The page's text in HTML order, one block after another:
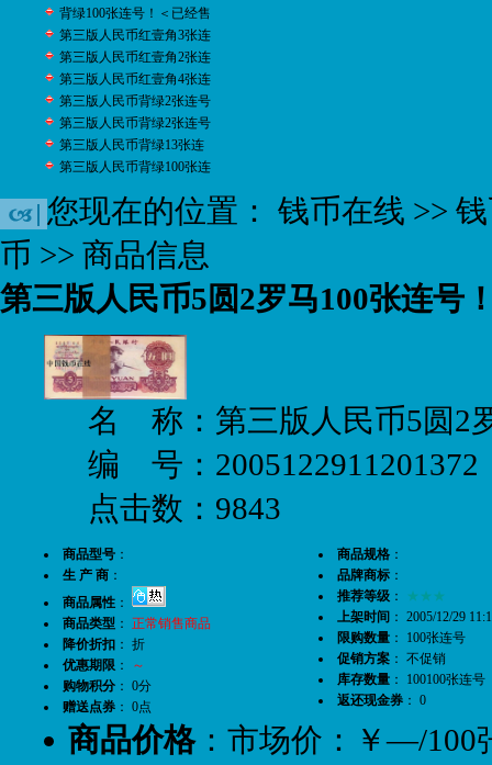
背绿100张连号！＜已经售
第三版人民币红壹角3张连
第三版人民币红壹角2张连
第三版人民币红壹角4张连
第三版人民币背绿2张连号
第三版人民币背绿2张连号
第三版人民币背绿13张连
第三版人民币背绿100张连
您现在的位置： 钱币在线 >>
币 >> 商品信息
第三版人民币5圆2罗马100张连号
名 称：第三版人民币5圆2
编 号：2005122911201372
点击数：9843
商品型号 ：
生 产 商 ：
商品属性 ：
商品类型 ： 正常销售商品
降价折扣 ： 折
优惠期限 ：
～
购物积分 ： 0分
赠送点券 ： 0点
商品规格 ：
品牌商标 ：
推荐等级 ：
★★★
上架时间 ： 2005/12/29
限购数量 ： 100张连号
促销方案 ： 不促销
库存数量 ： 100100张连号
返还现金券 ： 0
商品价格：市场价：￥—/100